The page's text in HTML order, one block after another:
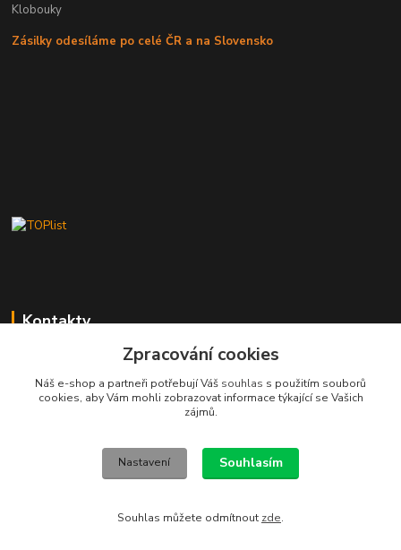
Klobouky
Zásilky odesíláme po celé ČR a na Slovensko
Kontakty
Stanislav Fuks
605 703 535
Po-Čt 7.00 - 16.00 hod. Pá 7.00 - 12.00 hod.
Zpracování cookies
Náš e-shop a partneři potřebují Váš souhlas s použitím souborů
cookies, aby Vám mohli zobrazovat informace týkající se Vašich
zájmů.
Nastavení Souhlasím
Souhlas můžete odmítnout zde.